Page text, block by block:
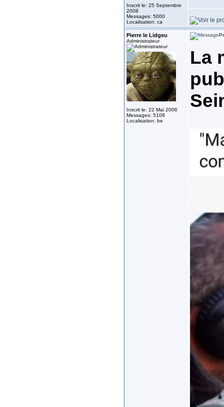
Inscrit le: 25 Septembre
2008
Messages: 5000
Localisation: ca
Pierre le Lidgeu
Administrateur
Inscrit le: 22 Mai 2006
Messages: 5108
Localisation: be
La